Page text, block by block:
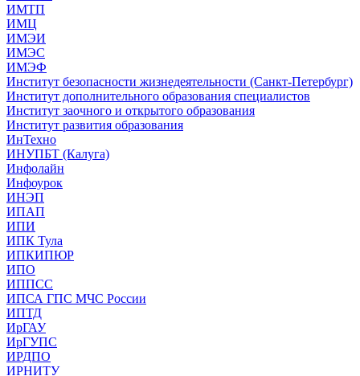
ИМТП
ИМЦ
ИМЭИ
ИМЭС
ИМЭФ
Институт безопасности жизнедеятельности (Санкт-Петербург)
Институт дополнительного образования специалистов
Институт заочного и открытого образования
Институт развития образования
ИнТехно
ИНУПБТ (Калуга)
Инфолайн
Инфоурок
ИНЭП
ИПАП
ИПИ
ИПК Тула
ИПКИПЮР
ИПО
ИППСС
ИПСА ГПС МЧС России
ИПТД
ИрГАУ
ИрГУПС
ИРДПО
ИРНИТУ